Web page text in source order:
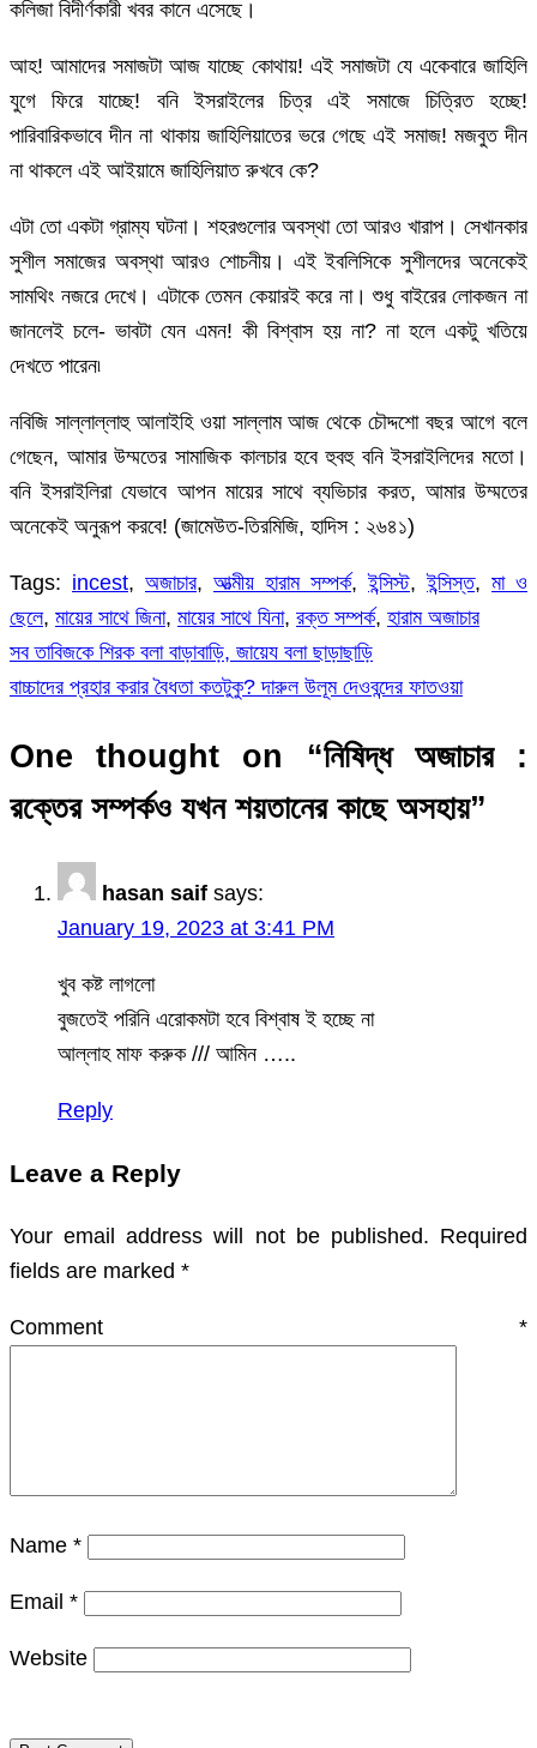
কলিজা বিদীর্ণকারী খবর কানে এসেছে।
আহ! আমাদের সমাজটা আজ যাচ্ছে কোথায়! এই সমাজটা যে একেবারে জাহিলি
যুগে ফিরে যাচ্ছে! বনি ইসরাইলের চিত্র এই সমাজে চিত্রিত হচ্ছে!
পারিবারিকভাবে দীন না থাকায় জাহিলিয়াতের ভরে গেছে এই সমাজ! মজবুত দীন
না থাকলে এই আইয়ামে জাহিলিয়াত রুখবে কে?
এটা তো একটা গ্রাম্য ঘটনা। শহরগুলোর অবস্থা তো আরও খারাপ। সেখানকার
সুশীল সমাজের অবস্থা আরও শোচনীয়। এই ইবলিসিকে সুশীলদের অনেকেই
সামথিং নজরে দেখে। এটাকে তেমন কেয়ারই করে না। শুধু বাইরের লোকজন না
জানলেই চলে- ভাবটা যেন এমন! কী বিশ্বাস হয় না? না হলে একটু খতিয়ে
দেখতে পারেন৷
নবিজি সাল্লাল্লাহু আলাইহি ওয়া সাল্লাম আজ থেকে চৌদ্দশো বছর আগে বলে
গেছেন, আমার উম্মতের সামাজিক কালচার হবে হুবহু বনি ইসরাইলিদের মতো।
বনি ইসরাইলিরা যেভাবে আপন মায়ের সাথে ব্যভিচার করত, আমার উম্মতের
অনেকেই অনুরূপ করবে! (জামেউত-তিরমিজি, হাদিস : ২৬৪১)
Tags: incest, অজাচার, আত্মীয় হারাম সম্পর্ক,ইন্সিস্ট,ইন্সিস্ত, মা ও
ছেলে, মায়ের সাথে জিনা, মায়ের সাথে যিনা, রক্ত সম্পর্ক, হারাম অজাচার
Post
navigation
সব তাবিজকে শিরক বলা বাড়াবাড়ি, জায়েয বলা ছাড়াছাড়ি
বাচ্চাদের প্রহার করার বৈধতা কতটুকু? দারুল উলূম দেওবন্দের ফাতওয়া
One thought on “নিষিদ্ধ অজাচার :
রক্তের সম্পর্কও যখন শয়তানের কাছে অসহায়”
hasan saif says:
January 19, 2023 at 3:41 PM
খুব কষ্ট লাগলো
বুজতেই পরিনি এরোকমটা হবে বিশ্বাষ ই হচ্ছে না
আল্লাহ মাফ করুক /// আমিন …..
Reply
Leave a Reply
Your email address will not be published. Required
fields are marked *
Comment *
Name *
Email *
Website